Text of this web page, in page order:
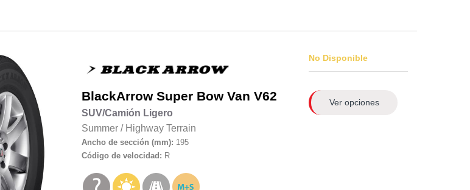
BlackArrow Super Bow Van V62
SUV/Camión Ligero
Summer / Highway Terrain
Ancho de sección (mm): 195
Código de velocidad: R
No Disponible
Ver opciones